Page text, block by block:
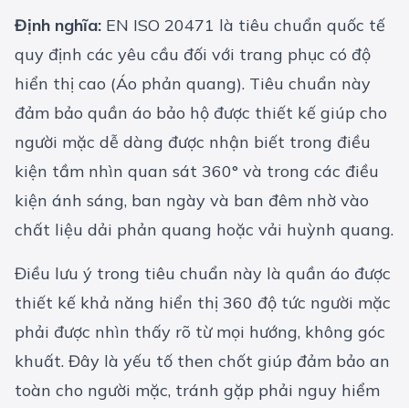
Định nghĩa: EN ISO 20471 là tiêu chuẩn quốc tế
quy định các yêu cầu đối với trang phục có độ
hiển thị cao (Áo phản quang). Tiêu chuẩn này
đảm bảo quần áo bảo hộ được thiết kế giúp cho
người mặc dễ dàng được nhận biết trong điều
kiện tầm nhìn quan sát 360° và trong các điều
kiện ánh sáng, ban ngày và ban đêm nhờ vào
chất liệu dải phản quang hoặc vải huỳnh quang.
Điều lưu ý trong tiêu chuẩn này là quần áo được
thiết kế khả năng hiển thị 360 độ tức người mặc
phải được nhìn thấy rõ từ mọi hướng, không góc
khuất. Đây là yếu tố then chốt giúp đảm bảo an
toàn cho người mặc, tránh gặp phải nguy hiểm